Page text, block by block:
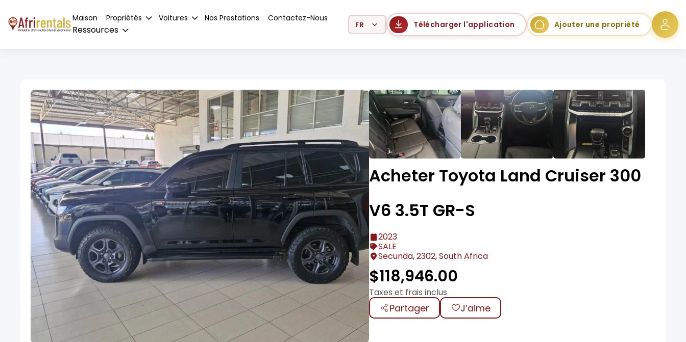
Maison Propriétés Voitures Nos Prestations Contactez-Nous
Ressources
Select Language Télécharger l'application Ajouter une propriété
Acheter Toyota Land Cruiser 300
V6 3.5T GR-S
2023
SALE
Secunda, 2302, South Africa
$118,946.00
Taxes et frais inclus
Partager J’aime